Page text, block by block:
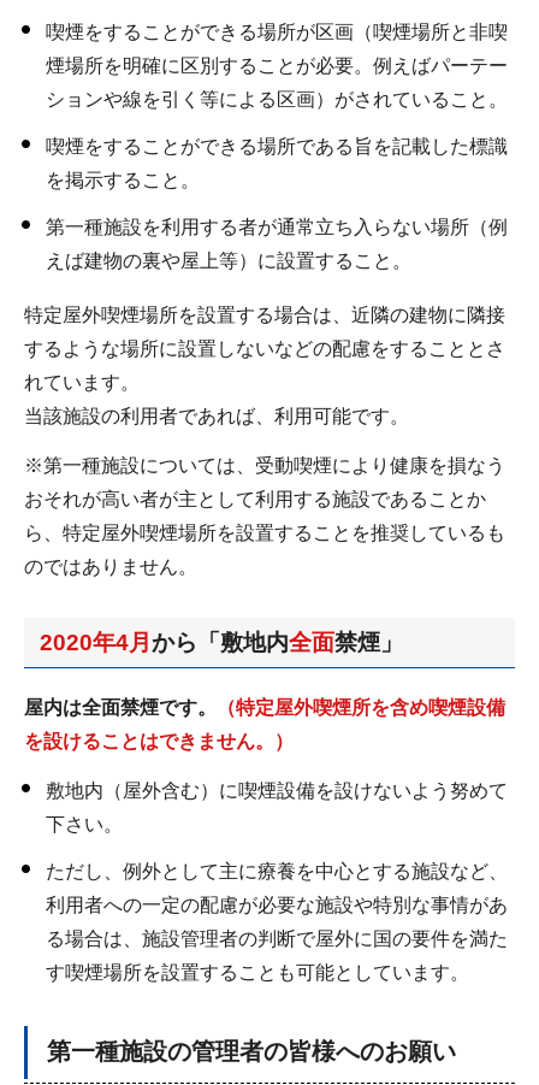
喫煙をすることができる場所が区画（喫煙場所と非喫
煙場所を明確に区別することが必要。例えばパーテー
ションや線を引く等による区画）がされていること。
喫煙をすることができる場所である旨を記載した標識
を掲示すること。
第一種施設を利用する者が通常立ち入らない場所（例
えば建物の裏や屋上等）に設置すること。
特定屋外喫煙場所を設置する場合は、近隣の建物に隣接
するような場所に設置しないなどの配慮をすることとさ
れています。
当該施設の利用者であれば、利用可能です。
※第一種施設については、受動喫煙により健康を損なう
おそれが高い者が主として利用する施設であることか
ら、特定屋外喫煙場所を設置することを推奨しているも
のではありません。
2020年4月 から「敷地内全面禁煙」
屋内は全面禁煙です。
（特定屋外喫煙所を含め喫煙設備
を設けることはできません。）
敷地内（屋外含む）に喫煙設備を設けないよう努めて
下さい。
ただし、例外として主に療養を中心とする施設など、
利用者への一定の配慮が必要な施設や特別な事情があ
る場合は、施設管理者の判断で屋外に国の要件を満た
す喫煙場所を設置することも可能としています。
第一種施設の管理者の皆様へのお願い